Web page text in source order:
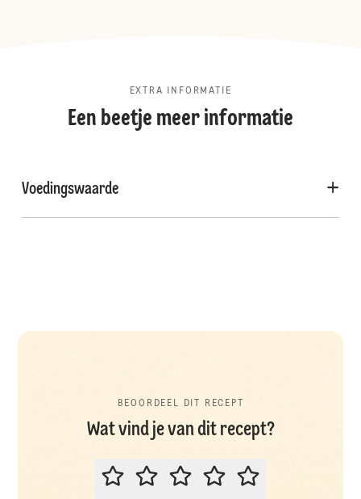
EXTRA INFORMATIE
Een beetje meer informatie
Voedingswaarde
BEOORDEEL DIT RECEPT
Wat vind je van dit recept?
BEOORDEEL DIT RECEPT